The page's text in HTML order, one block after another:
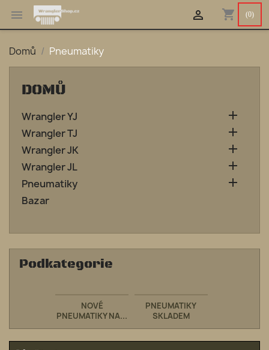
 shopping_cart (0)

Domů Pneumatiky
DOMŮ
Wrangler YJ 
Wrangler TJ 
Wrangler JK 
Wrangler JL 
Pneumatiky 
Bazar
Podkategorie
NOVÉ
PNEUMATIKY NA...
PNEUMATIKY
SKLADEM